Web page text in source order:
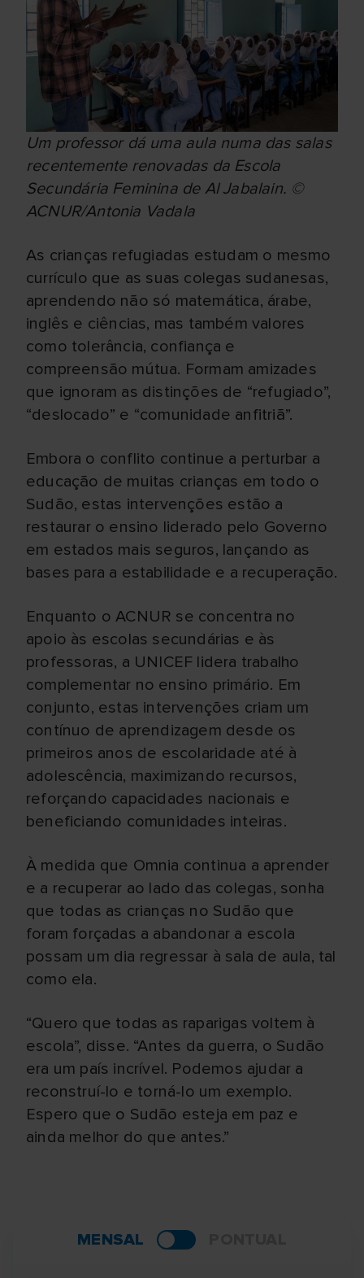
Um professor dá uma aula numa das salas
recentemente renovadas da Escola
Secundária Feminina de Al Jabalain. ©
ACNUR/Antonia Vadala
As crianças refugiadas estudam o mesmo
currículo que as suas colegas sudanesas,
aprendendo não só matemática, árabe,
inglês e ciências, mas também valores
como tolerância, confiança e
compreensão mútua. Formam amizades
que ignoram as distinções de “refugiado”,
“deslocado” e “comunidade anfitriã”.
Embora o conflito continue a perturbar a
educação de muitas crianças em todo o
Sudão, estas intervenções estão a
restaurar o ensino liderado pelo Governo
em estados mais seguros, lançando as
bases para a estabilidade e a recuperação.
Enquanto o ACNUR se concentra no
apoio às escolas secundárias e às
professoras, a UNICEF lidera trabalho
complementar no ensino primário. Em
conjunto, estas intervenções criam um
contínuo de aprendizagem desde os
primeiros anos de escolaridade até à
adolescência, maximizando recursos,
reforçando capacidades nacionais e
beneficiando comunidades inteiras.
À medida que Omnia continua a aprender
e a recuperar ao lado das colegas, sonha
que todas as crianças no Sudão que
foram forçadas a abandonar a escola
possam um dia regressar à sala de aula, tal
como ela.
“Quero que todas as raparigas voltem à
escola”, disse. “Antes da guerra, o Sudão
era um país incrível. Podemos ajudar a
reconstruí-lo e torná-lo um exemplo.
Espero que o Sudão esteja em paz e
ainda melhor do que antes.”
MENSAL